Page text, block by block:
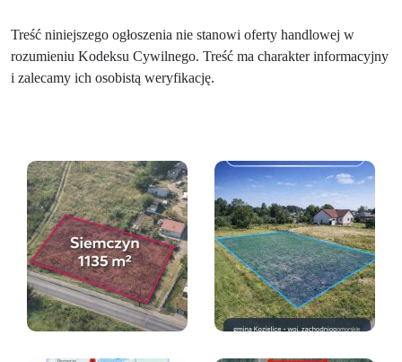
Treść niniejszego ogłoszenia nie stanowi oferty handlowej w
rozumieniu Kodeksu Cywilnego. Treść ma charakter informacyjny
i zalecamy ich osobistą weryfikację.